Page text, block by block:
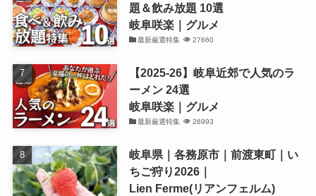
題＆飲み放題 10選
岐阜咲楽｜グルメ
最新厳選特集 27660
【2025-26】岐阜近郊で人気のラ
ーメン 24選
岐阜咲楽｜グルメ
最新厳選特集 26993
岐阜県｜各務原市｜前渡東町｜い
ちご狩り2026｜
Lien Ferme(リアンフェルム)